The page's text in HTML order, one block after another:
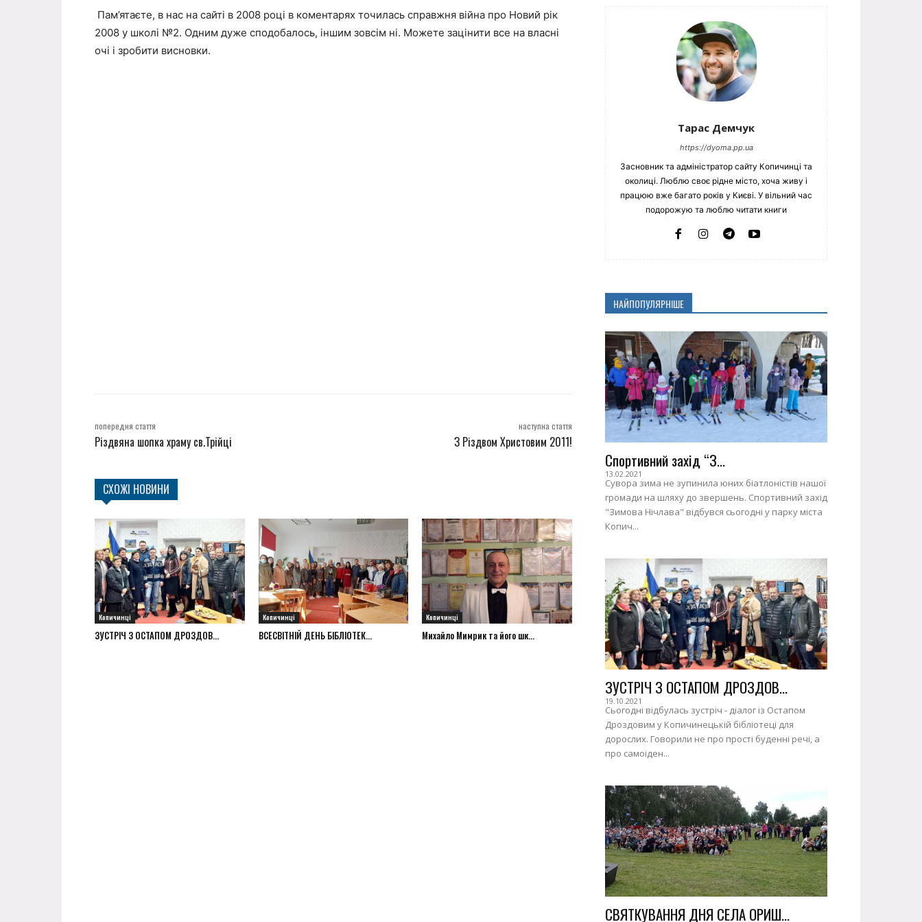
Пам’ятаєте, в нас на сайті в 2008 році в коментарях точилась справжня війна про Новий рік
2008 у школі №2. Одним дуже сподобалось, іншим зовсім ні. Можете зацінити все на власні
очі і зробити висновки.
попередня стаття
Різдвяна шопка храму св.Трійці
наступна стаття
З Різдвом Христовим 2011!
СХОЖІ НОВИНИ
Копичинці
ЗУСТРІЧ З ОСТАПОМ ДРОЗДОВ...
Копичинці
ВСЕСВІТНІЙ ДЕНЬ БІБЛІОТЕК...
Копичинці
Михайло Мимрик та його шк...
Тарас Демчук
https://dyoma.pp.ua
Засновник та адміністратор сайту Копичинці та
околиці. Люблю своє рідне місто, хоча живу і
працюю вже багато років у Києві. У вільний час
подорожую та люблю читати книги
НАЙПОПУЛЯРНІШЕ
Спортивний захід “З...
13.02.2021
Сувора зима не зупинила юних біатлоністів нашої
громади на шляху до звершень. Спортивний захід
"Зимова Нічлава" відбувся сьогодні у парку міста
Копич...
ЗУСТРІЧ З ОСТАПОМ ДРОЗДОВ...
19.10.2021
Сьогодні відбулась зустріч - діалог із Остапом
Дроздовим у Копичинецькій бібліотеці для
дорослих. Говорили не про прості буденні речі, а
про самоіден...
СВЯТКУВАННЯ ДНЯ СЕЛА ОРИШ...